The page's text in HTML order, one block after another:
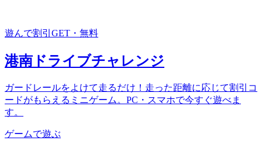
遊んで割引GET・無料
港南ドライブチャレンジ
ガードレールをよけて走るだけ！走った距離に応じて割引コ
ードがもらえるミニゲーム。PC・スマホで今すぐ遊べま
す。
ゲームで遊ぶ